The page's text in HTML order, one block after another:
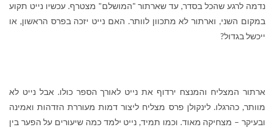
נדמה לרגע שהכל בסדר, עד שארתור "המושלם" מצטרף. עכשיו נייט תקוע
במקום השני, וארתור לא מתכוון לוותר. האם נייט יזכה בפרס הראשון, או
ייכשל בגדול?
ארתור המצליח והמנצח ירדוף את נייט לאורך הספר כולו. אבל נייט לא
מוותר, כהרגלו. לינקולן פרס מצליח ליצור דמות מעוררת הזדהות ואמינה
ובעיקר – מצחיקה מאוד. וכמו תמיד, נייט ילמד כמה שיעורים על הפער בין